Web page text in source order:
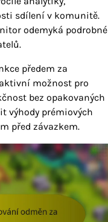
sdílení v komunitě.
odemyká podrobné
předem za
možnost pro
bez opakovaných
výhody prémiových
před závazkem.